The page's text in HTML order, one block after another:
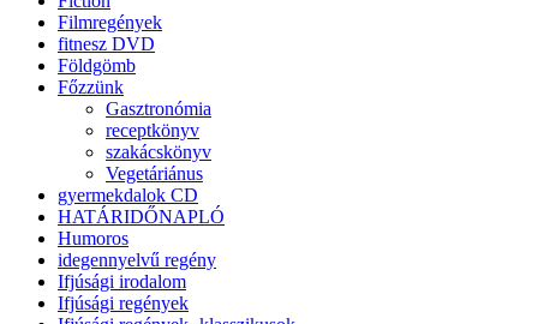
Filmregények
fitnesz DVD
Földgömb
Főzzünk
Gasztronómia
receptkönyv
szakácskönyv
Vegetáriánus
gyermekdalok CD
HATÁRIDŐNAPLÓ
Humoros
idegennyelvű regény
Ifjúsági irodalom
Ifjúsági regények